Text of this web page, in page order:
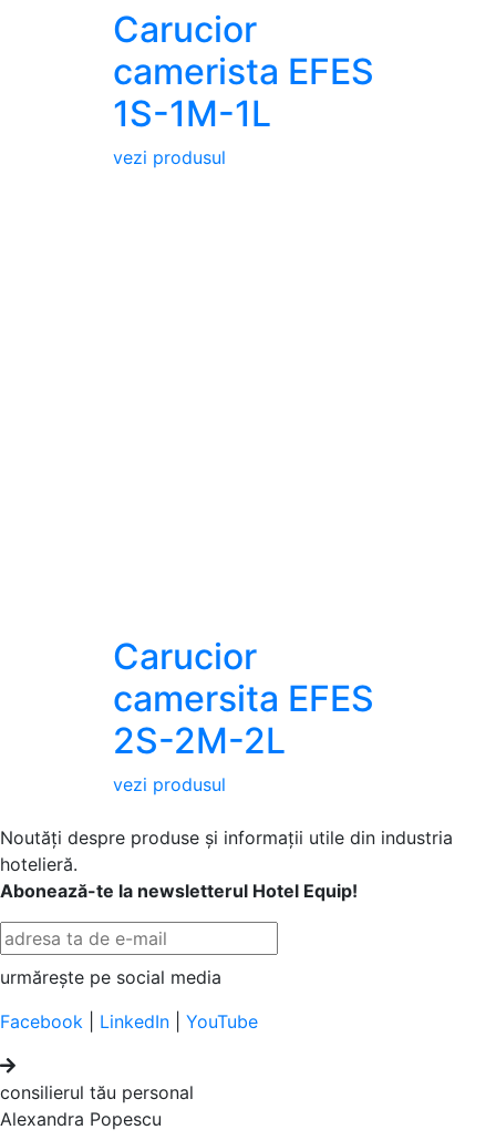
Carucior
camerista EFES
1S-1M-1L
vezi produsul
Carucior
camersita EFES
2S-2M-2L
vezi produsul
Noutăți despre produse și informații utile din industria
hotelieră.
Abonează-te la newsletterul Hotel Equip!
urmărește pe social media
Facebook
LinkedIn YouTube
consilierul tău personal
Alexandra Popescu